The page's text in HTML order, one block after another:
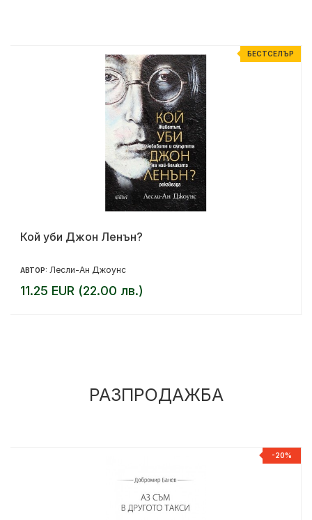
БЕСТСЕЛЪР
Кой уби Джон Ленън?
АВТОР: Лесли-Ан Джоунс
11.25 EUR (22.00 лв.)
РАЗПРОДАЖБА
-20%